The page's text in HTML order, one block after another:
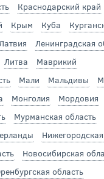
Краснодарский край
Крым Куба
Ленинградская
Литва
Маврикий
Мали Мальдивы
Монголия Мордовия
Мурманская область
Новосибирская
область